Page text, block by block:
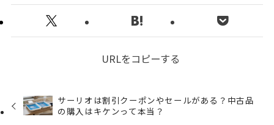
URLをコピーする
サーリオは割引クーポンやセールがある？中古品
の購入はキケンって本当？